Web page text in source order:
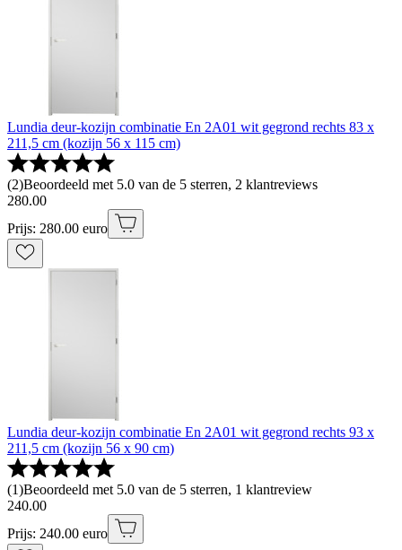
Lundia deur-kozijn combinatie En 2A01 wit gegrond rechts 83 x
211,5 cm (kozijn 56 x 115 cm)
(2)Beoordeeld met 5.0 van de 5 sterren, 2 klantreviews
280.00
Prijs: 280.00 euro
Lundia deur-kozijn combinatie En 2A01 wit gegrond rechts 93 x
211,5 cm (kozijn 56 x 90 cm)
(1)Beoordeeld met 5.0 van de 5 sterren, 1 klantreview
240.00
Prijs: 240.00 euro